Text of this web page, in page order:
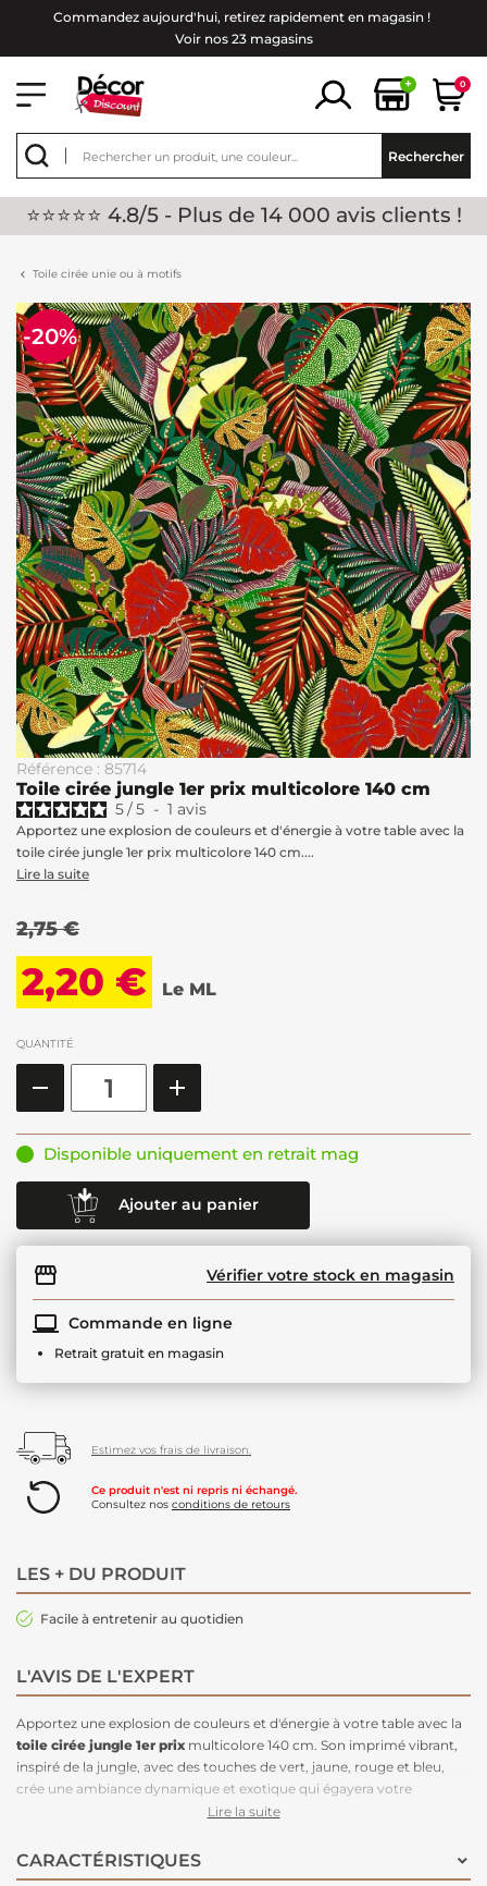
Commandez aujourd'hui, retirez rapidement en magasin !
Voir nos 23 magasins
+ 0
Rechercher
⭐⭐⭐⭐⭐ 4.8/5 - Plus de 14 000 avis clients !
Toile cirée unie ou à motifs
-20%
Référence : 85714
Toile cirée jungle 1er prix multicolore 140 cm
5/5 - 1 avis
Apportez une explosion de couleurs et d'énergie à votre table avec la
toile cirée jungle 1er prix multicolore 140 cm....
Lire la suite
2,75 €
2,20 € Le ML
QUANTITÉ
Disponible uniquement en retrait mag
Ajouter au panier
Vérifier votre stock en magasin
Commande en ligne
Retrait gratuit en magasin
Estimez vos frais de livraison.
Ce produit n'est ni repris ni échangé.
Consultez nos conditions de retours
LES + DU PRODUIT
Facile à entretenir au quotidien
L'AVIS DE L'EXPERT
Apportez une explosion de couleurs et d'énergie à votre table avec la
toile cirée jungle 1er prixmulticolore 140 cm. Son imprimé vibrant,
inspiré de la jungle, avec des touches de vert, jaune, rouge et bleu,
crée une ambiance dynamique et exotique qui égayera votre
intérieur. Résistante aux taches et aux éclaboussures, cette
quotidienne. Avec sa largeur de 140 cm, elle s’adapte à différentes
tables. Très colorée, cettenappeest une véritable pépite dans une
Lire la suite
CARACTÉRISTIQUES